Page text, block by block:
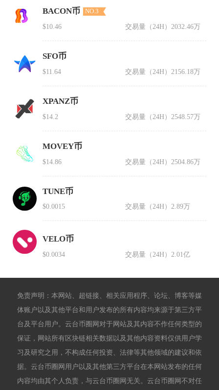
BACON币 NO.3
$10.46 交易量（24H）2032.46万
SFO币
$11.64 交易量（24H） 2156.18万
XPANZ币
$14.2 交易量（24H） 2548.57万
MOVEY币
$14.86 交易量（24H） 2504.86万
TUNE币
$0.0015 交易量（24H）2.89万
VELO币
$0.0034 交易量（24H） 2.01亿
免责声明：本网站、超链接、相关应用程序、论坛、博客等媒
体账户以及其他平台和用户发布的所有内容均来源于第三方平
台及平台用户。云台币圈网对于网站及其内容不作任何类型的
保证，网站所有区块链相关数据以及其他内容资料仅供用户学
习及研究之用，不构成任何投资、法律等其他领域的建议和依
据。云台币圈网用户以及其他第三方平台在本网站发布的任何
内容均由其个人负责，与云台币圈网无关。云台币圈网不对任